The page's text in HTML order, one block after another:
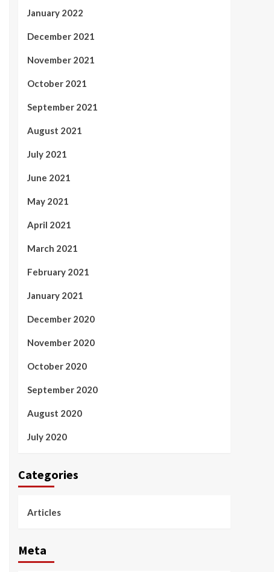
January 2022
December 2021
November 2021
October 2021
September 2021
August 2021
July 2021
June 2021
May 2021
April 2021
March 2021
February 2021
January 2021
December 2020
November 2020
October 2020
September 2020
August 2020
July 2020
Categories
Articles
Meta